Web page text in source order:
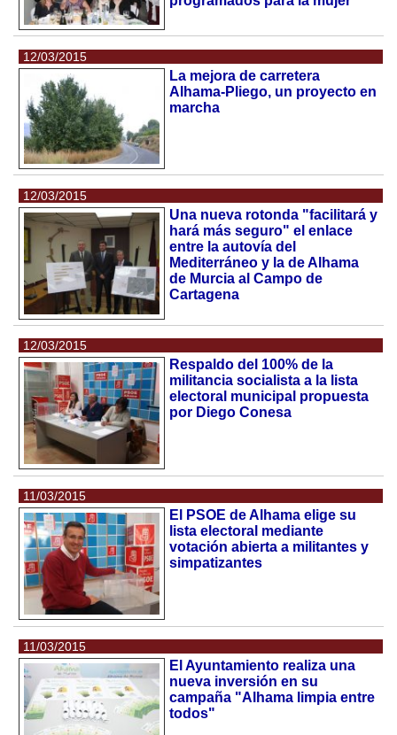
12/03/2015
La mejora de carretera
Alhama-Pliego, un proyecto en
marcha
12/03/2015
Una nueva rotonda "facilitará y
hará más seguro" el enlace
entre la autovía del
Mediterráneo y la de Alhama
de Murcia al Campo de
Cartagena
12/03/2015
Respaldo del 100% de la
militancia socialista a la lista
electoral municipal propuesta
por Diego Conesa
11/03/2015
El PSOE de Alhama elige su
lista electoral mediante
votación abierta a militantes y
simpatizantes
11/03/2015
El Ayuntamiento realiza una
nueva inversión en su
campaña "Alhama limpia entre
todos"